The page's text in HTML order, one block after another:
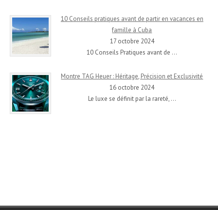
10 Conseils pratiques avant de partir en vacances en
famille à Cuba
17 octobre 2024
10 Conseils Pratiques avant de …
Montre TAG Heuer : Héritage, Précision et Exclusivité
16 octobre 2024
Le luxe se définit par la rareté, …